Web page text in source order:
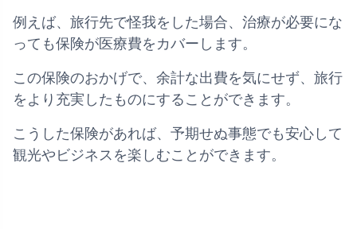
例えば、旅行先で怪我をした場合、治療が必要にな
っても保険が医療費をカバーします。
この保険のおかげで、余計な出費を気にせず、旅行
をより充実したものにすることができます。
こうした保険があれば、予期せぬ事態でも安心して
観光やビジネスを楽しむことができます。